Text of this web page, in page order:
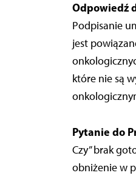
Odpowiedź
Podpisanie
jest
które nie są
Pytanie do
Czy” brak
obniżenie w